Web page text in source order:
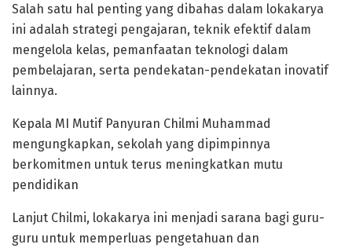
Salah satu hal penting yang dibahas dalam lokakarya
ini adalah strategi pengajaran, teknik efektif dalam
mengelola kelas, pemanfaatan teknologi dalam
pembelajaran, serta pendekatan-pendekatan inovatif
lainnya.
Kepala MI Mutif Panyuran Chilmi Muhammad
mengungkapkan, sekolah yang dipimpinnya
berkomitmen untuk terus meningkatkan mutu
pendidikan
Lanjut Chilmi, lokakarya ini menjadi sarana bagi guru-
guru untuk memperluas pengetahuan dan